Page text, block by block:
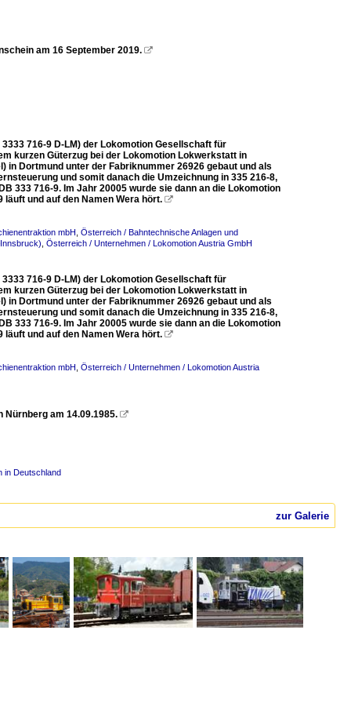
am 16 September 2019. 
716-9 D-LM) der Lokomotion Gesellschaft für
kurzen Güterzug bei der Lokomotion Lokwerkstatt in
in Dortmund unter der Fabriknummer 26926 gebaut und als
und somit danach die Umzeichnung in 335 216-8,
333 716-9. Im Jahr 20005 wurde sie dann an die Lokomotion
und auf den Namen Wera hört. 
mbH Österreich / Bahntechnische Anlagen und
Österreich / Unternehmen / Lokomotion Austria GmbH
716-9 D-LM) der Lokomotion Gesellschaft für
kurzen Güterzug bei der Lokomotion Lokwerkstatt in
in Dortmund unter der Fabriknummer 26926 gebaut und als
und somit danach die Umzeichnung in 335 216-8,
333 716-9. Im Jahr 20005 wurde sie dann an die Lokomotion
und auf den Namen Wera hört. 
mbH Österreich / Unternehmen / Lokomotion Austria
am 14.09.1985. 
in Deutschland
zur Galerie